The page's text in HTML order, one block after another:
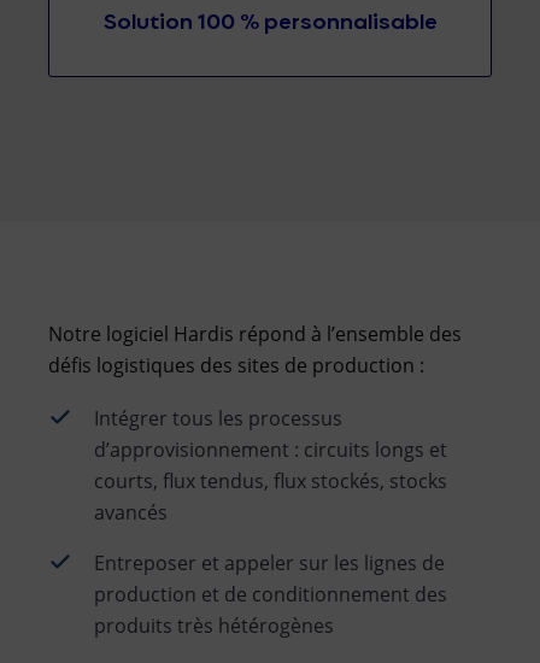
Solution 100 % personnalisable
Notre logiciel Hardis répond à l’ensemble des
défis logistiques des sites de production :
Intégrer tous les processus
d’approvisionnement : circuits longs et
courts, flux tendus, flux stockés, stocks
avancés
Entreposer et appeler sur les lignes de
production et de conditionnement des
produits très hétérogènes